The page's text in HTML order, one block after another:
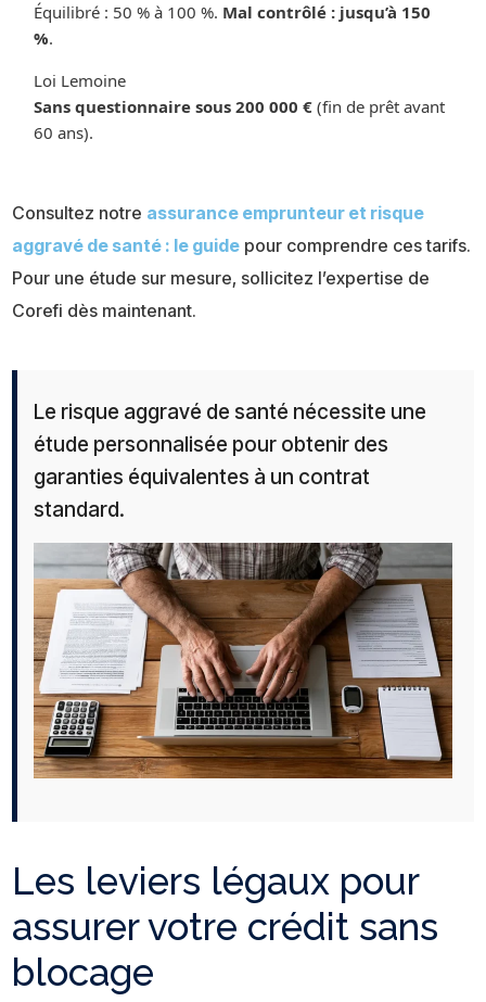
Équilibré : 50 % à 100 %. Mal contrôlé : jusqu’à 150
%.
Loi Lemoine
Sans questionnaire sous 200 000 € (fin de prêt avant
60 ans).
Consultez notre assurance emprunteur et risque
aggravé de santé : le guide pour comprendre ces tarifs.
Pour une étude sur mesure, sollicitez l’expertise de
Corefi dès maintenant.
Le risque aggravé de santé nécessite une
étude personnalisée pour obtenir des
garanties équivalentes à un contrat
standard.
Les leviers légaux pour
assurer votre crédit sans
blocage